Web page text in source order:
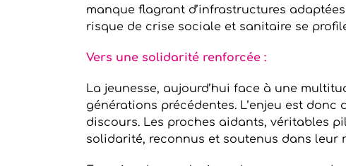
manque flagrant d’infrastructures
risque de crise sociale et sanitaire se
Vers une solidarité renforcée :
La jeunesse, aujourd’hui face à une
générations précédentes. L’enjeu est
discours. Les proches aidants, véritables
solidarité, reconnus et soutenus dans leur